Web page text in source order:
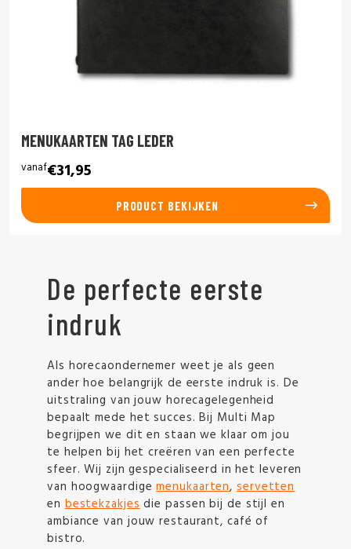
MENUKAARTEN TAG LEDER
vanaf€31,95
PRODUCT BEKIJKEN
De perfecte eerste
indruk
Als horecaondernemer weet je als geen
ander hoe belangrijk de eerste indruk is. De
uitstraling van jouw horecagelegenheid
bepaalt mede het succes. Bij Multi Map
begrijpen we dit en staan we klaar om jou
te helpen bij het creëren van een perfecte
sfeer. Wij zijn gespecialiseerd in het leveren
van hoogwaardigemenukaarten,servetten
enbestekzakjesdie passen bij de stijl en
ambiance van jouw restaurant, café of
bistro.